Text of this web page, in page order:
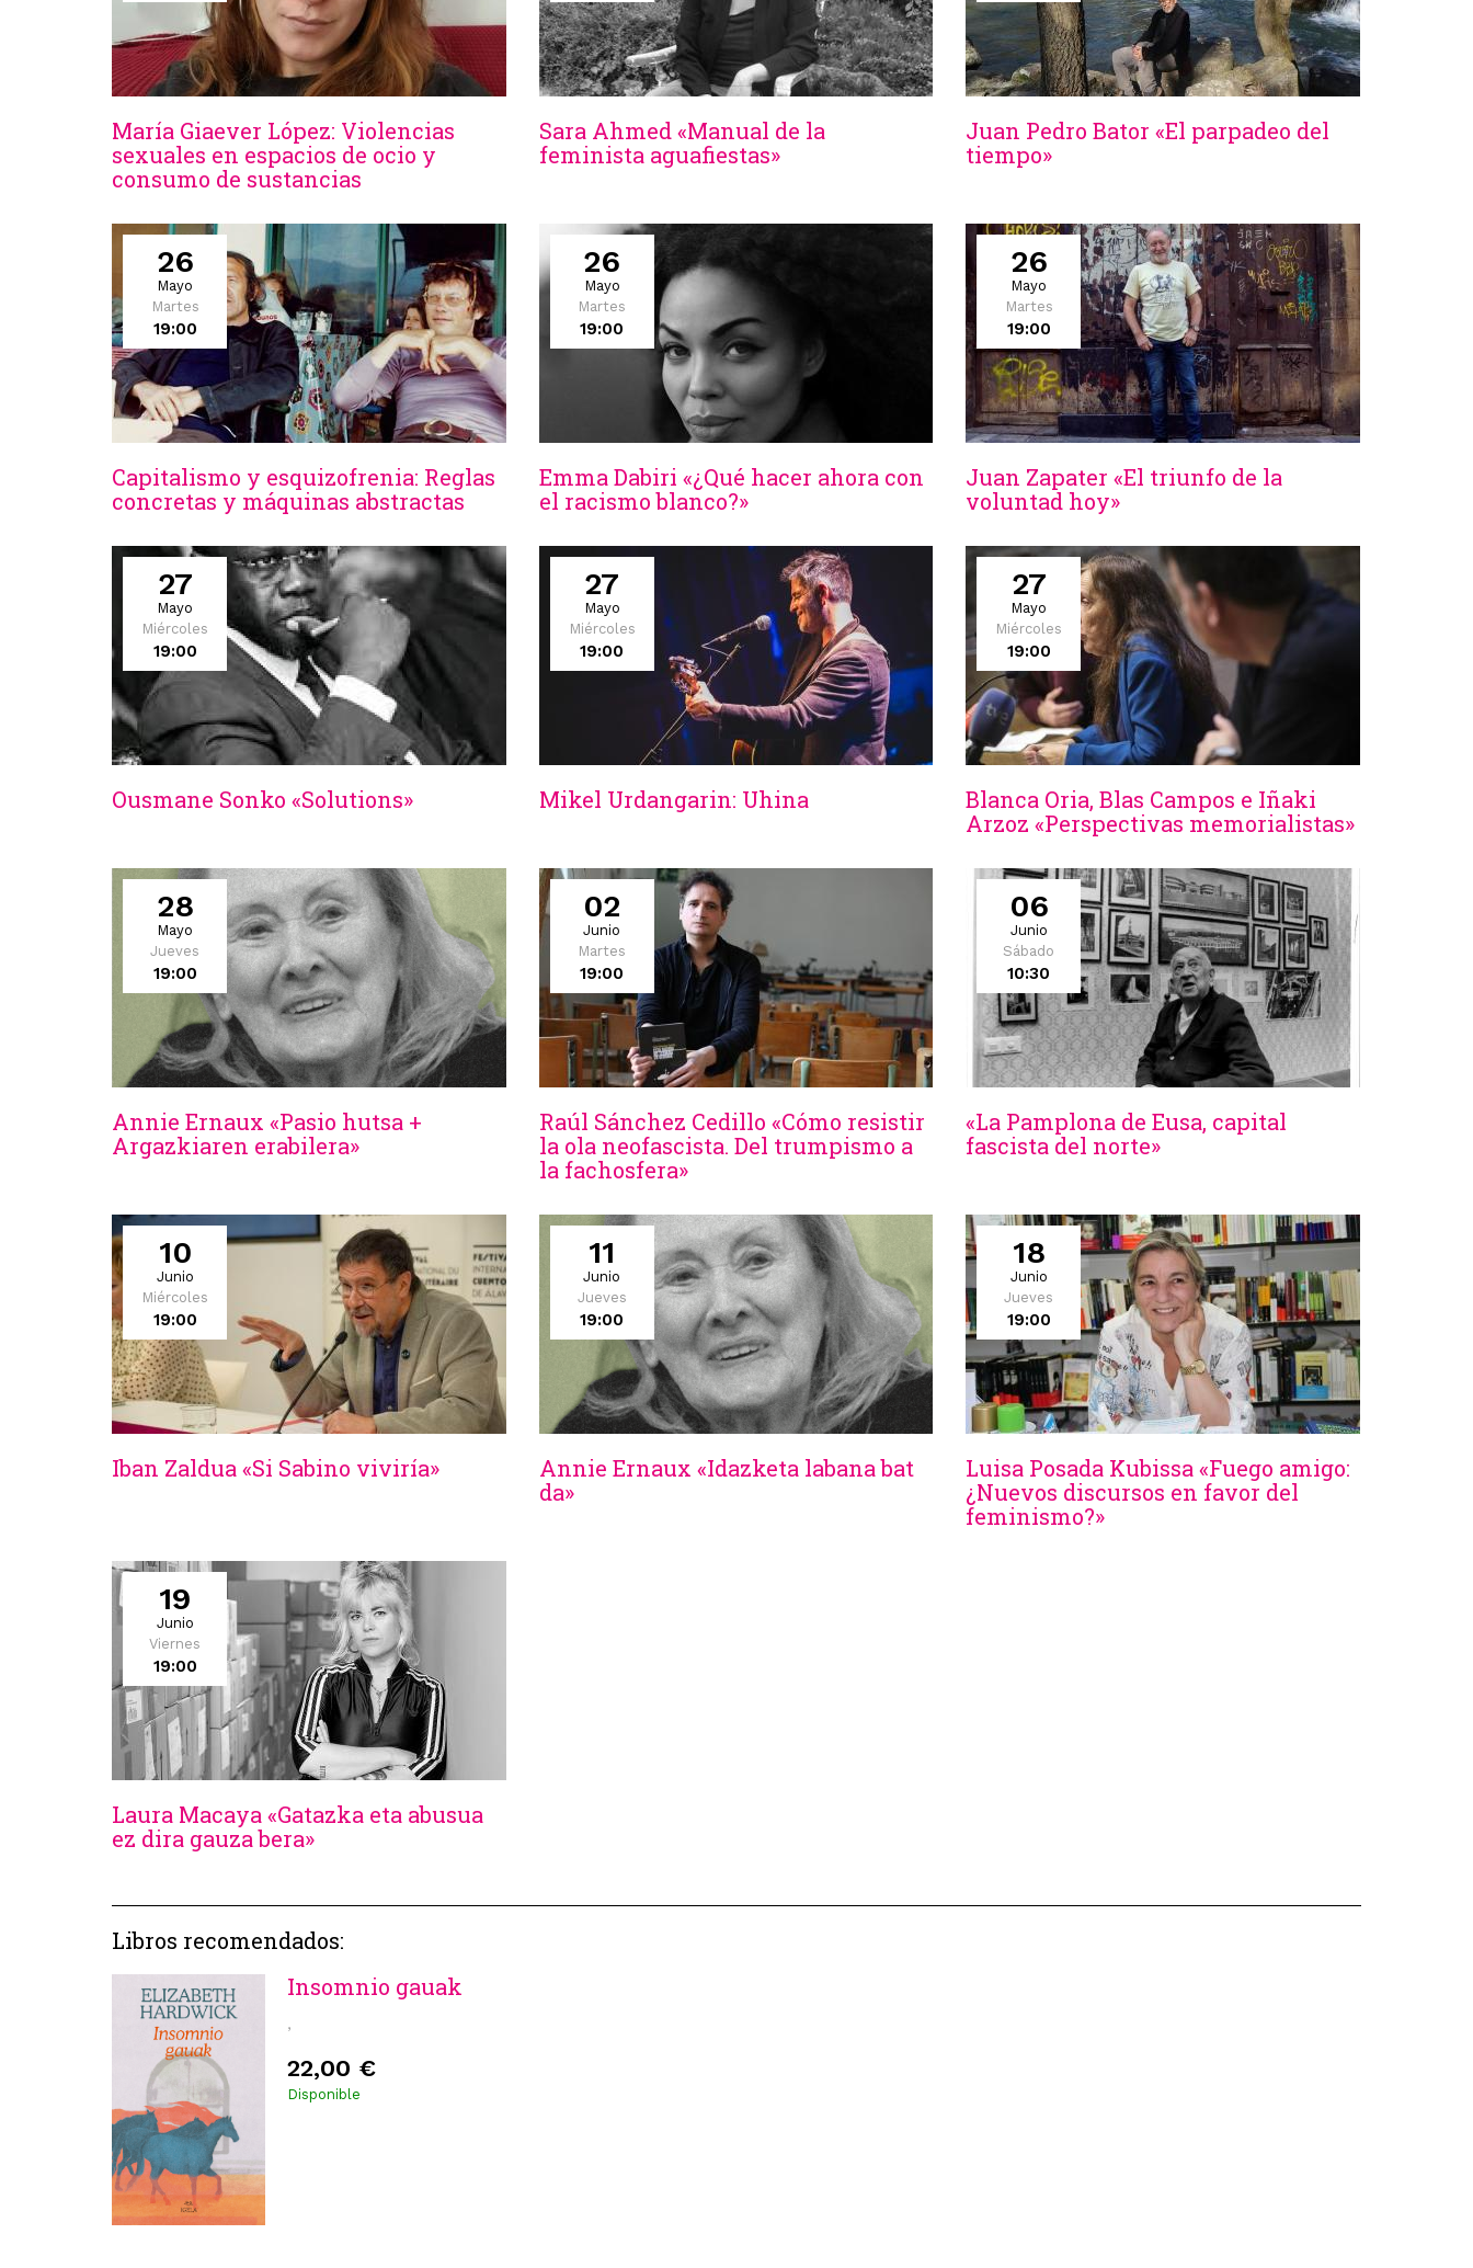
María Giaever López: Violencias
sexuales en espacios de ocio y
consumo de sustancias
Sara Ahmed «Manual de la
feminista aguafiestas»
Juan Pedro Bator «El parpadeo del
tiempo»
26
Mayo
Martes
19:00
Capitalismo y esquizofrenia: Reglas
concretas y máquinas abstractas
26
Mayo
Martes
19:00
Emma Dabiri «¿Qué hacer ahora con
el racismo blanco?»
26
Mayo
Martes
19:00
Juan Zapater «El triunfo de la
voluntad hoy»
27
Mayo
Miércoles
19:00
Ousmane Sonko «Solutions»
27
Mayo
Miércoles
19:00
Mikel Urdangarin: Uhina
27
Mayo
Miércoles
19:00
Blanca Oria, Blas Campos e Iñaki
Arzoz «Perspectivas memorialistas»
28
Mayo
Jueves
19:00
Annie Ernaux «Pasio hutsa +
Argazkiaren erabilera»
02
Junio
Martes
19:00
Raúl Sánchez Cedillo «Cómo resistir
la ola neofascista. Del trumpismo a
la fachosfera»
06
Junio
Sábado
10:30
«La Pamplona de Eusa, capital
fascista del norte»
10
Junio
Miércoles
19:00
Iban Zaldua «Si Sabino viviría»
11
Junio
Jueves
19:00
Annie Ernaux «Idazketa labana bat
da»
18
Junio
Jueves
19:00
Luisa Posada Kubissa «Fuego amigo:
¿Nuevos discursos en favor del
feminismo?»
19
Junio
Viernes
19:00
Laura Macaya «Gatazka eta abusua
ez dira gauza bera»
Libros recomendados:
Insomnio gauak
,
22,00 €
Disponible